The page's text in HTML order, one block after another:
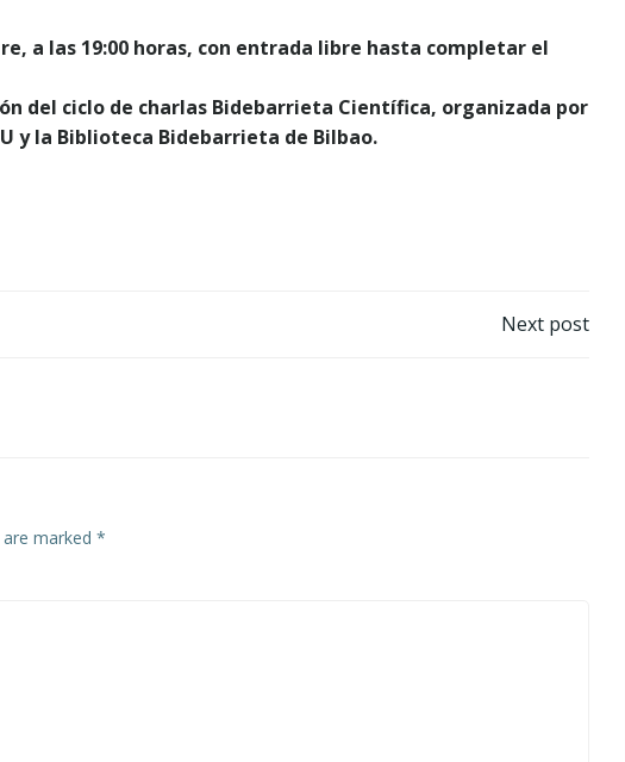
a las 19:00 horas, con entrada libre hasta completar el
del ciclo de charlas Bidebarrieta Científica, organizada por
y la Biblioteca Bidebarrieta de Bilbao.
Next post
marked *